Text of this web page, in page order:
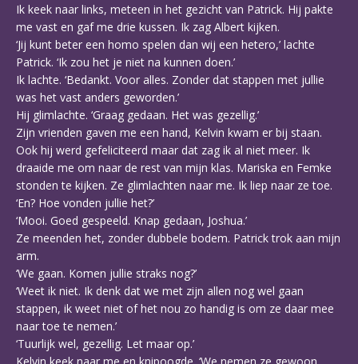
Ik keek naar links, meteen in het gezicht van Patrick. Hij pakte
me vast en gaf me drie kussen. Ik zag Albert kijken.
‘Jij kunt beter een homo spelen dan wij een hetero,’ lachte
Patrick. ‘Ik zou het je niet na kunnen doen.’
Ik lachte. ‘Bedankt. Voor alles. Zonder dat stappen met jullie
was het vast anders geworden.’
Hij glimlachte. ‘Graag gedaan. Het was gezellig.’
Zijn vrienden gaven me een hand, Kelvin kwam er bij staan.
Ook hij werd gefeliciteerd maar dat zag ik al niet meer. Ik
draaide me om naar de rest van mijn klas. Mariska en Femke
stonden te kijken. Ze glimlachten naar me. Ik liep naar ze toe.
‘En? Hoe vonden jullie het?’
‘Mooi. Goed gespeeld. Knap gedaan, Joshua.’
Ze meenden het, zonder dubbele bodem. Patrick trok aan mijn
arm.
‘We gaan. Komen jullie straks nog?’
‘Weet ik niet. Ik denk dat we met zijn allen nog wel gaan
stappen, ik weet niet of het nou zo handig is om ze daar mee
naar toe te nemen.’
‘Tuurlijk wel, gezellig. Let maar op.’